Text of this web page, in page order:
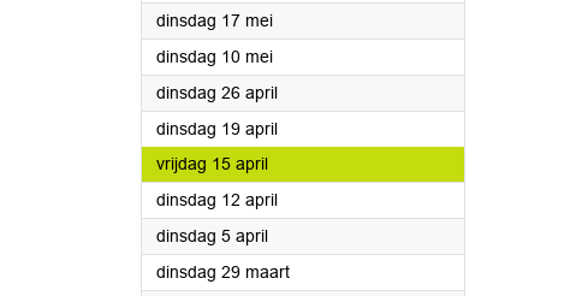
dinsdag 17 mei2022
dinsdag 10 mei2022
dinsdag 26 april2022
dinsdag 19 april2022
vrijdag 15 april2022
dinsdag 12 april2022
dinsdag 5 april2022
dinsdag 29 maart2022